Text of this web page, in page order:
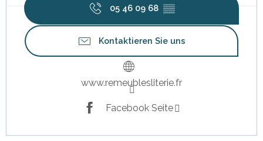
05 46 09 68 ▒▒
Kontaktieren Sie uns
www.remeublesliterie.fr
Facebook Seite